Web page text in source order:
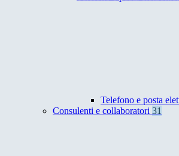
Telefono e posta
Consulenti e collaboratori 31